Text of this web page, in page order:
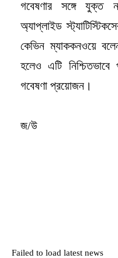
গবেষণার সঙ্গে যুক্ত
অ্যাপ্লাইড
কেভিন ম্যাককনওয়ে
হলেও এটি
গবেষণা প্রয়োজন।
জ/উ
Failed to load latest news